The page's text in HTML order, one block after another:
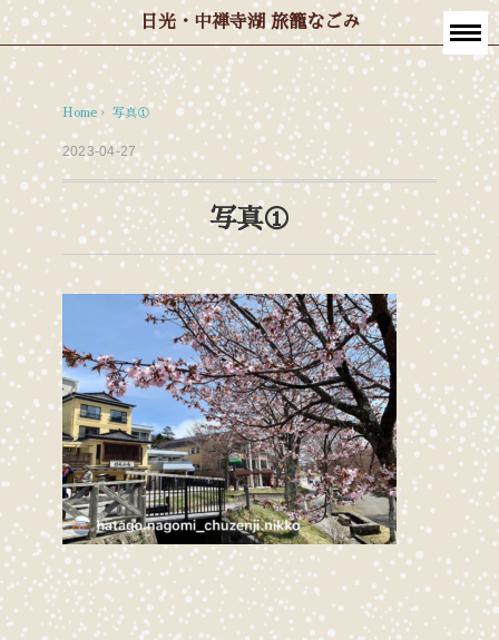
日光・中禅寺湖 旅籠なごみ
Home › 写真①
2023-04-27
写真①